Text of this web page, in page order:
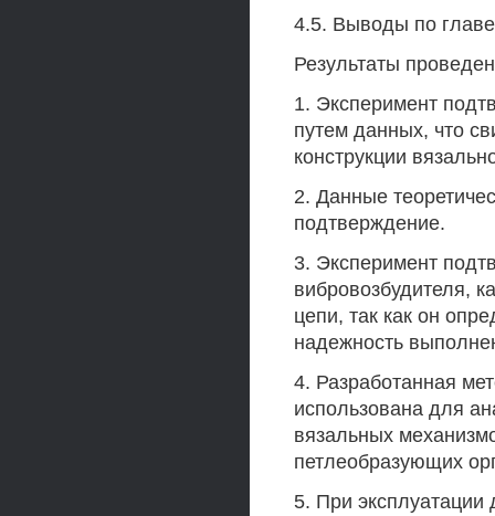
4.5. Выводы по главе
Результаты
1. Эксперимент
путем данных, что
конструкции
2. Данные
подтверждение.
3. Эксперимент
вибровозбудителя,
цепи, так как он
надежность
4. Разработанная
использована для
вязальных
петлеобразующих
5. При эксплуатации